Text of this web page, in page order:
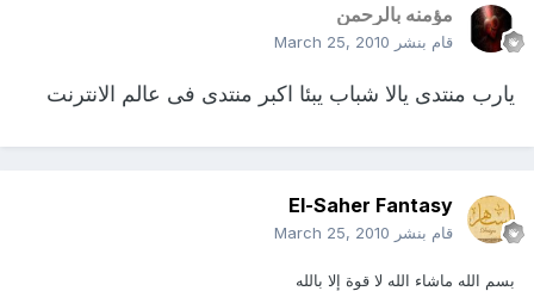
مؤمنه بالرحمن
قام بنشر March 25, 2010
يارب منتدى يالا شباب يبئا اكبر منتدى فى عالم الانترنت
El-Saher Fantasy
قام بنشر March 25, 2010
بسم الله ماشاء الله لا قوة إلا بالله